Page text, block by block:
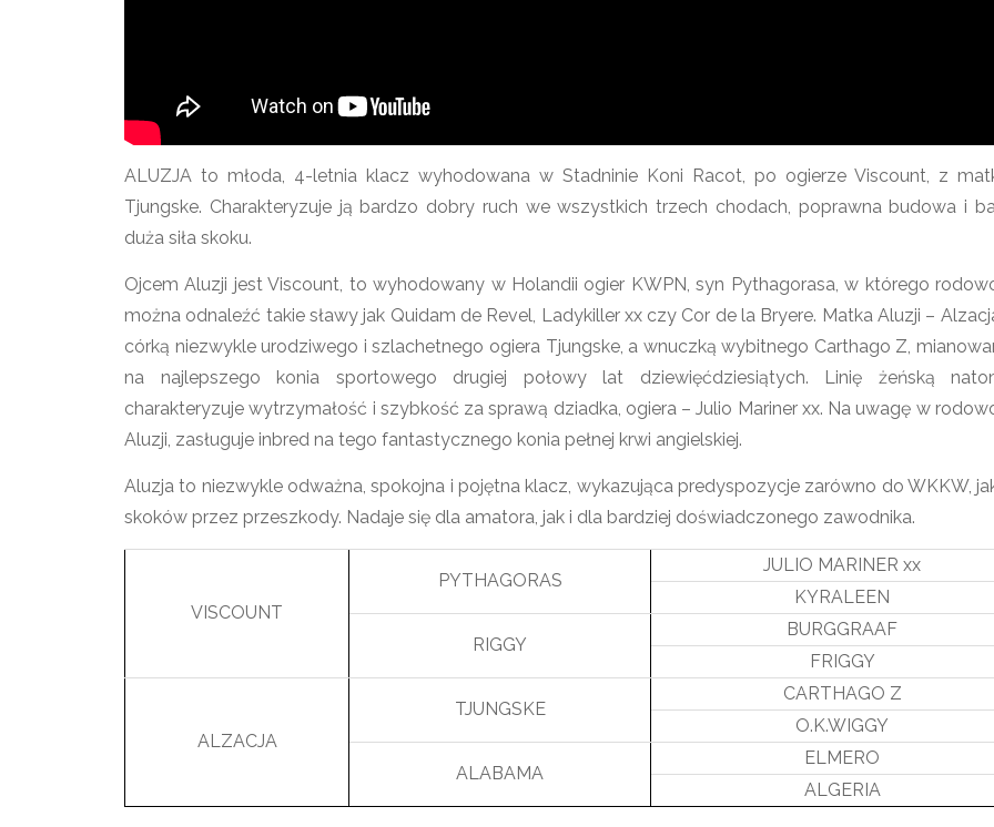
ALUZJA to młoda, 4-letnia klacz wyhodowana w Stadninie Koni Racot, po ogierze Viscount, z
Tjungske. Charakteryzuje ją bardzo dobry ruch we wszystkich trzech chodach, poprawna budowa i
duża siła skoku.
Ojcem Aluzji jest Viscount, to wyhodowany w Holandii ogier KWPN, syn Pythagorasa, w którego
można odnaleźć takie sławy jak Quidam de Revel, Ladykiller xx czy Cor de la Bryere. Matka Aluzji –
córką niezwykle urodziwego i szlachetnego ogiera Tjungske, a wnuczką wybitnego Carthago Z,
na najlepszego konia sportowego drugiej połowy lat dziewięćdziesiątych. Linię żeńską
charakteryzuje wytrzymałość i szybkość za sprawą dziadka, ogiera – Julio Mariner xx. Na uwagę w
Aluzji, zasługuje inbred na tego fantastycznego konia pełnej krwi angielskiej.
Aluzja to niezwykle odważna, spokojna i pojętna klacz, wykazująca predyspozycje zarówno do WKKW,
skoków przez przeszkody. Nadaje się dla amatora, jak i dla bardziej doświadczonego zawodnika.
VISCOUNT
PYTHAGORAS
JULIO MARINER xx
KYRALEEN
RIGGY
BURGGRAAF
FRIGGY
ALZACJA
TJUNGSKE
CARTHAGO Z
O.K.WIGGY
ALABAMA
ELMERO
ALGERIA